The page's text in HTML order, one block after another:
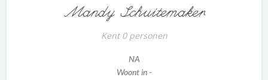
Mandy Schuitemaker
Kent 0 personen
NA
Woont in -